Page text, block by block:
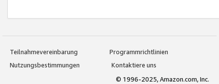
Teilnahmevereinbarung
Programmrichtlinien
Nutzungsbestimmungen
Kontaktiere uns
© 1996-2025, Amazon.com, Inc.